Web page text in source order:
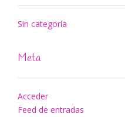
Sin categoría
Meta
Acceder
Feed de entradas